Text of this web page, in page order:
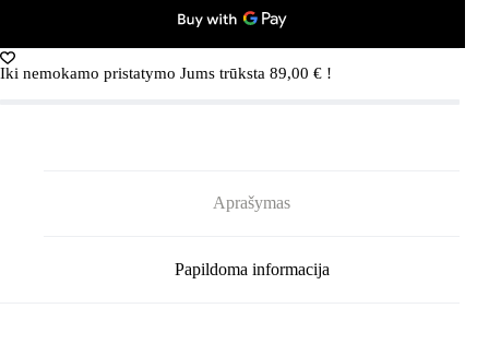
Yellow
Fluo
Iki nemokamo pristatymo Jums trūksta 89,00 € !
Aprašymas
Papildoma informacija